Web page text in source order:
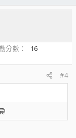
分數
16
#4
!